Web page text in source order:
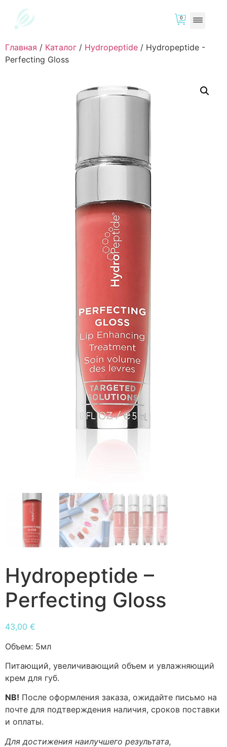
0
Главная / Каталог / Hydropeptide / Hydropeptide -
Perfecting Gloss
Hydropeptide –
Perfecting Gloss
43,00 €
Объем: 5мл
Питающий, увеличивающий объем и увлажняющий
крем для губ.
NB! После оформления заказа, ожидайте письмо на
почте для подтверждения наличия, сроков поставки
и оплаты.
Для достижения наилучшего результата,